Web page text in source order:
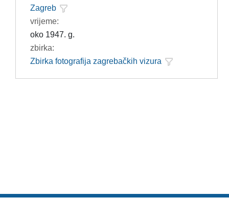
Zagreb
vrijeme:
oko 1947. g.
zbirka:
Zbirka fotografija zagrebačkih vizura